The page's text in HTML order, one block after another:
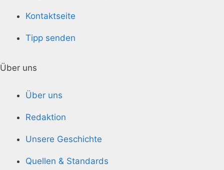
Kontaktseite
Tipp senden
Über uns
Über uns
Redaktion
Unsere Geschichte
Quellen & Standards